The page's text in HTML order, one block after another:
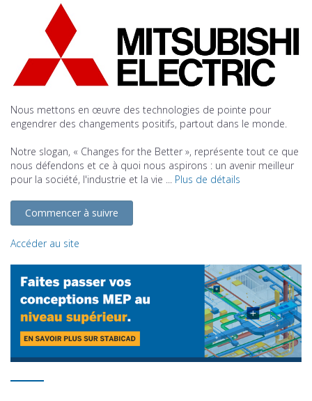
Nous mettons en œuvre des technologies de pointe pour
engendrer des changements positifs, partout dans le monde.
Notre slogan, « Changes for the Better », représente tout ce que
nous défendons et ce à quoi nous aspirons : un avenir meilleur
pour la société, l'industrie et la vie ... Plus de détails
Commencer à suivre
Accéder au site